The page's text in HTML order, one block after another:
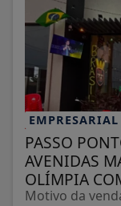
EMPRESARIAL
PASSO
AVENIDAS
OLÍMPIA
Motivo da